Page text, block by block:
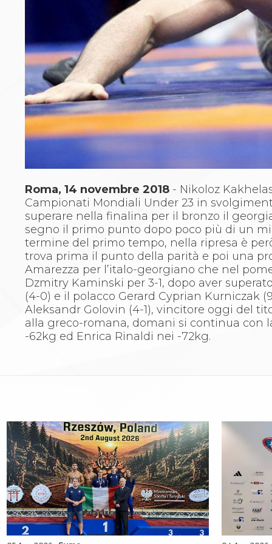
Archivio eventi
Dove siamo
Comitati Regionali
Società
La Federazione
Cerca Società Sportive
Media
Rassegna stampa
Pubblicazioni FIJLKAM
Libreria FIJLKAM
Rivista ATHLON
Galleria Fotografica
Partners
Trasparenza
FIJLKAM trasparente
Amministrazione
Avvisi
Gare d’Appalto
Whistleblowing
Judo
La disciplina
News
Attività Didattica
Gare e Risultati
Gare e Risultati
Attività Didattica
Albi Federali
Karate
La disciplina
News
Gare e Risultati
Attività Didattica
Albi Federali
Roma, 14 novembre 2018 - Nikoloz
Campionati Mondiali Under 23 in
superare nella finalina per il bronzo il
segno il primo punto dopo poco più di un
termine del primo tempo, nella ripresa è
trova prima il punto della parità e poi una
Amarezza per l’italo-georgiano che nel
Dzmitry Kaminski per 3-1, dopo aver
(4-0) e il polacco Gerard Cyprian Kurniczak
Aleksandr Golovin (4-1), vincitore oggi del
alla greco-romana, domani si continua con
-62kg ed Enrica Rinaldi nei -72kg.